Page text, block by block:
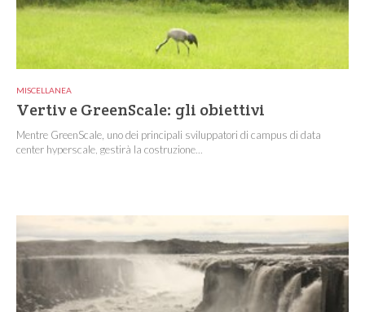
MISCELLANEA
Vertiv e GreenScale: gli obiettivi
Mentre GreenScale, uno dei principali sviluppatori di campus di data
center hyperscale, gestirà la costruzione...